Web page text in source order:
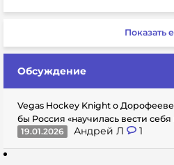
Показать
Обсуждение
Vegas Hockey Knight о
бы Россия «научилась вести себя
19.01.2026
Андрей Л 1